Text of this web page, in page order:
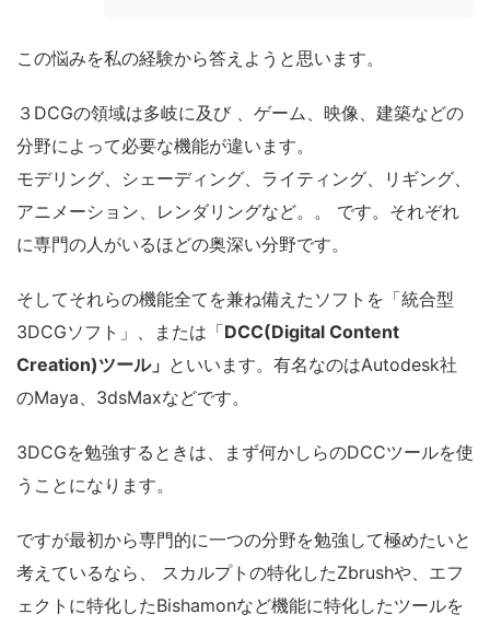
この悩みを私の経験から答えようと思います。
３DCGの領域は多岐に及び 、ゲーム、映像、建築などの
分野によって必要な機能が違います。
モデリング、シェーディング、ライティング、リギング、
アニメーション、レンダリングなど。。 です。それぞれ
に専門の人がいるほどの奥深い分野です。
そしてそれらの機能全てを兼ね備えたソフトを「統合型
3DCGソフト」、または「DCC(Digital Content
Creation)ツール」 といいます。有名なのはAutodesk社
のMaya、3dsMaxなどです。
3DCGを勉強するときは、まず何かしらのDCCツールを使
うことになります。
ですが最初から専門的に一つの分野を勉強して極めたいと
考えているなら、 スカルプトの特化したZbrushや、エフ
ェクトに特化したBishamonなど機能に特化したツールを